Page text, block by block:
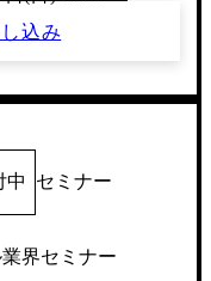
込み
中 セミナー
界セミナー